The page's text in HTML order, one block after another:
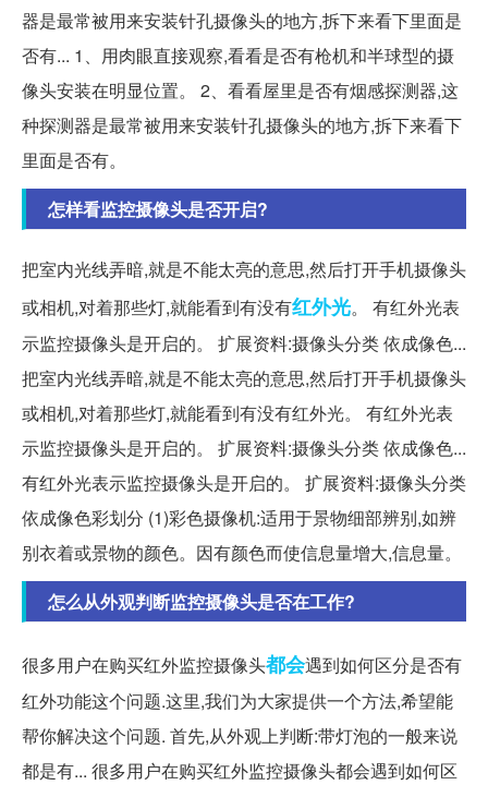
器是最常被用来安装针孔摄像头的地方,拆下来看下里面是
否有... 1、用肉眼直接观察,看看是否有枪机和半球型的摄
像头安装在明显位置。 2、看看屋里是否有烟感探测器,这
种探测器是最常被用来安装针孔摄像头的地方,拆下来看下
里面是否有。
怎样看监控摄像头是否开启?
把室内光线弄暗,就是不能太亮的意思,然后打开手机摄像头
或相机,对着那些灯,就能看到有没有红外光。 有红外光表
示监控摄像头是开启的。 扩展资料:摄像头分类 依成像色...
把室内光线弄暗,就是不能太亮的意思,然后打开手机摄像头
或相机,对着那些灯,就能看到有没有红外光。 有红外光表
示监控摄像头是开启的。 扩展资料:摄像头分类 依成像色...
有红外光表示监控摄像头是开启的。 扩展资料:摄像头分类
依成像色彩划分 (1)彩色摄像机:适用于景物细部辨别,如辨
别衣着或景物的颜色。因有颜色而使信息量增大,信息量。
怎么从外观判断监控摄像头是否在工作?
很多用户在购买红外监控摄像头都会遇到如何区分是否有
红外功能这个问题.这里,我们为大家提供一个方法,希望能
帮你解决这个问题. 首先,从外观上判断:带灯泡的一般来说
都是有... 很多用户在购买红外监控摄像头都会遇到如何区